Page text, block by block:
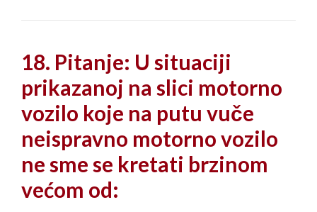
18. Pitanje: U situaciji
prikazanoj na slici motorno
vozilo koje na putu vuče
neispravno motorno vozilo
ne sme se kretati brzinom
većom od: